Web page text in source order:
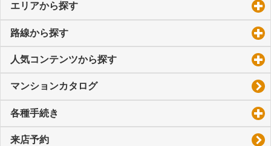
エリアから探す
路線から探す
人気コンテンツから探す
マンションカタログ
各種手続き
来店予約